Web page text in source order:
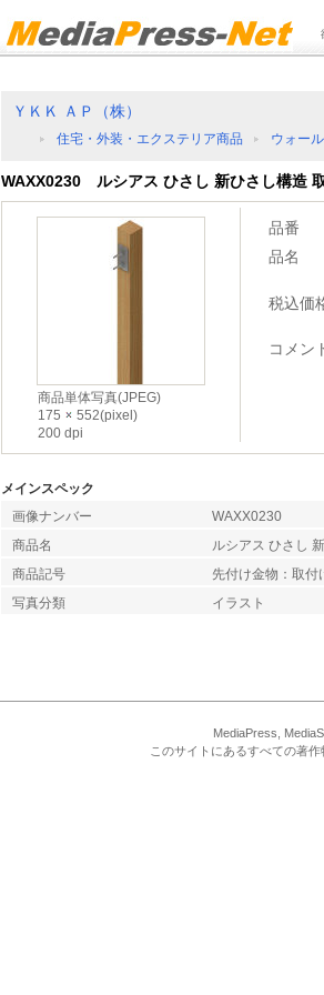
ＹＫＫ ＡＰ（株）
住宅・外装・エクステリア商品 ウォー
WAXX0230 ルシアス ひさし 新ひさし構造
商品単体写真(JPEG)
175
552(pixel)
200 dpi
品番
品名
税込価
コメン
メインスペック
画像ナンバー
WAXX0230
商品名
ルシアス ひさし
商品記号
先付け金物：取付
写真分類
イラスト
MediaPress,
このサイトにあるすべての著